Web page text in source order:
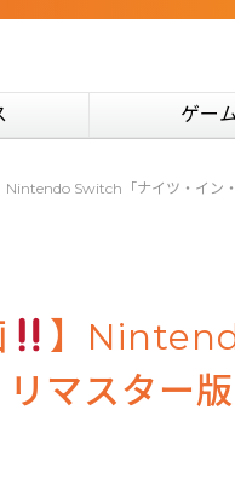
ゲー
Nintendo Switch「ナイツ・イン
】
マスター版